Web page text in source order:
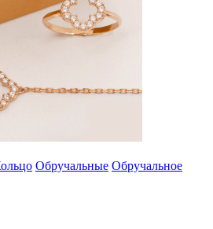
Обручальные Обручальное